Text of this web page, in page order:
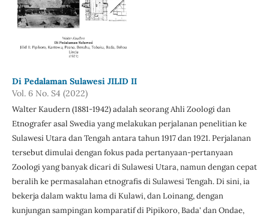
Di Pedalaman Sulawesi JILID II
Vol. 6 No. S4 (2022)
Walter Kaudern (1881-1942) adalah seorang Ahli Zoologi dan
Etnografer asal Swedia yang melakukan perjalanan penelitian ke
Sulawesi Utara dan Tengah antara tahun 1917 dan 1921. Perjalanan
tersebut dimulai dengan fokus pada pertanyaan-pertanyaan
Zoologi yang banyak dicari di Sulawesi Utara, namun dengan cepat
beralih ke permasalahan etnografis di Sulawesi Tengah. Di sini, ia
bekerja dalam waktu lama di Kulawi, dan Loinang, dengan
kunjungan sampingan komparatif di Pipikoro, Bada' dan Ondae,